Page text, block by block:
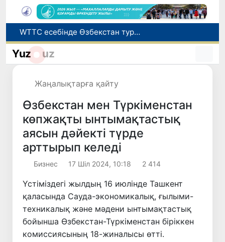
WTTC есебінде Өзбекстан туризмнің өсу қарқыны бойынша Орталық Азияда бірінші орынға шықты
Мүмкіндігі шектеулі талапкерлерге қабылдау емтихандарында қосымша уақыт беріледі
Беларусьтен Өзбекстанға екінші тікелей жүк пойызы жөнелтілді
Yuz uz
Жаңалықтарға қайту
Өзбекстан мен Түркіменстан
көпжақты ынтымақтастық
аясын дәйекті түрде
арттырып келеді
Бизнес 17 Шіл 2024, 10:18 2 414
Үстіміздегі жылдың 16 июлінде Ташкент
қаласында Сауда-экономикалық, ғылыми-
техникалық және мәдени ынтымақтастық
бойынша Өзбекстан-Түркіменстан біріккен
комиссиясының 18-жиналысы өтті.